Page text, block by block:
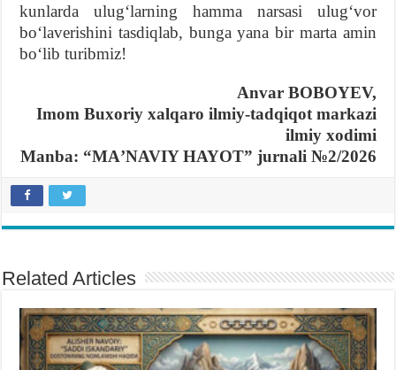
kunlarda ulugʻlarning hamma narsasi ulugʻvor
boʻlaverishini tasdiqlab, bunga yana bir marta amin
boʻlib turibmiz!
Anvar BOBOYEV,
Imom Buxoriy xalqaro ilmiy-tadqiqot markazi
ilmiy xodimi
Manba: “MAʼNAVIY HAYOT” jurnali №2/2026
Related Articles